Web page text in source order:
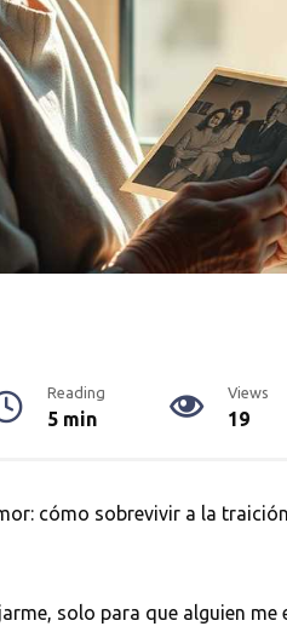
Reading
5 min
Views
19
cómo sobrevivir a la
solo para que alguien me